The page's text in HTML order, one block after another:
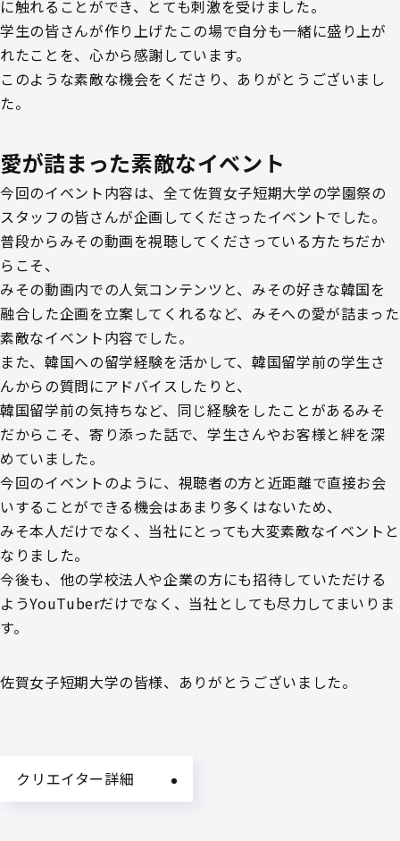
に触れることができ、とても刺激を受けました。
学生の皆さんが作り上げたこの場で自分も一緒に盛り上が
れたことを、心から感謝しています。
このような素敵な機会をくださり、ありがとうございまし
た。
愛が詰まった素敵なイベント
今回のイベント内容は、全て佐賀女子短期大学の学園祭の
スタッフの皆さんが企画してくださったイベントでした。
普段からみその動画を視聴してくださっている方たちだか
らこそ、
みその動画内での人気コンテンツと、みその好きな韓国を
融合した企画を立案してくれるなど、みそへの愛が詰まった
素敵なイベント内容でした。
また、韓国への留学経験を活かして、韓国留学前の学生さ
んからの質問にアドバイスしたりと、
韓国留学前の気持ちなど、同じ経験をしたことがあるみそ
だからこそ、寄り添った話で、学生さんやお客様と絆を深
めていました。
今回のイベントのように、視聴者の方と近距離で直接お会
いすることができる機会はあまり多くはないため、
みそ本人だけでなく、当社にとっても大変素敵なイベントと
なりました。
今後も、他の学校法人や企業の方にも招待していただける
ようYouTuberだけでなく、当社としても尽力してまいりま
す。
佐賀女子短期大学の皆様、ありがとうございました。
クリエイター詳細